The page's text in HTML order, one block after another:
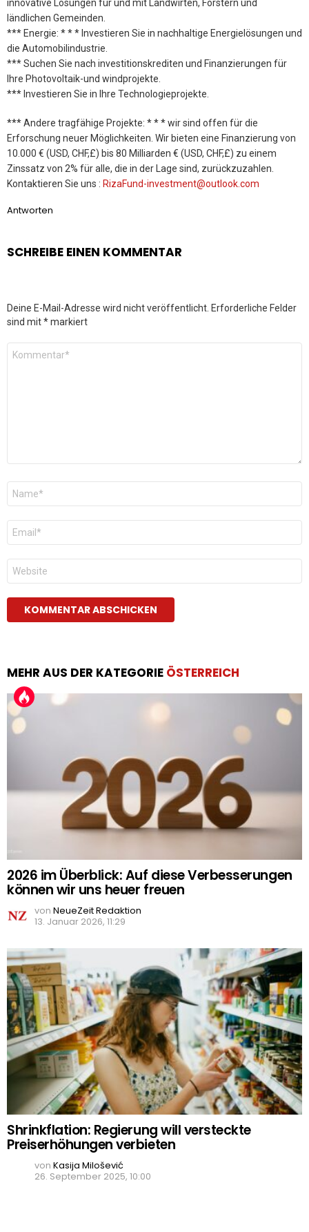
innovative Lösungen für und mit Landwirten, Förstern und
ländlichen Gemeinden.
*** Energie: * * * Investieren Sie in nachhaltige Energielösungen und
die Automobilindustrie.
*** Suchen Sie nach investitionskrediten und Finanzierungen für
Ihre Photovoltaik-und windprojekte.
*** Investieren Sie in Ihre Technologieprojekte.
*** Andere tragfähige Projekte: * * * wir sind offen für die
Erforschung neuer Möglichkeiten. Wir bieten eine Finanzierung von
10.000 € (USD, CHF,£) bis 80 Milliarden € (USD, CHF,£) zu einem
Zinssatz von 2% für alle, die in der Lage sind, zurückzuzahlen.
Kontaktieren Sie uns : RizaFund-investment@outlook.com
Antworten
SCHREIBE EINEN KOMMENTAR
Deine E-Mail-Adresse wird nicht veröffentlicht. Erforderliche Felder
sind mit*markiert
Kommentar
Name
E-
Mail
*
Website
MEHR AUS DER KATEGORIE ÖSTERREICH
2026 im Überblick: Auf diese Verbesserungen
können wir uns heuer freuen
von NeueZeit Redaktion
13. Januar 2026, 11:29
Shrinkflation: Regierung will versteckte
Preiserhöhungen verbieten
von Kasija Milošević
26. September 2025, 10:00